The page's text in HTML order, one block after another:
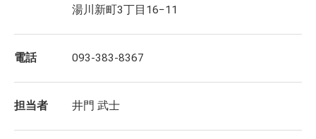
湯川新町3丁目16−11
電話 093-383-8367
担当者 井門 武士